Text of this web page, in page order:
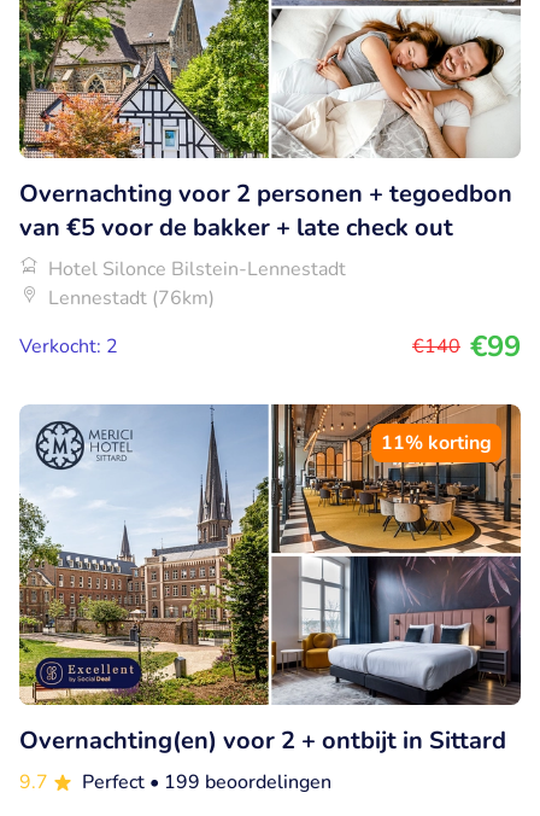
Overnachting voor 2 personen + tegoedbon
van €5 voor de bakker + late check out
Hotel Silonce Bilstein-Lennestadt
Lennestadt (76km)
Verkocht: 2
€140 €99
11% korting
Overnachting(en) voor 2 + ontbijt in Sittard
9.7 Perfect • 199 beoordelingen